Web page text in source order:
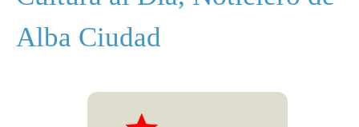
96.3 FM
(Archivos)
Alba Ciudad